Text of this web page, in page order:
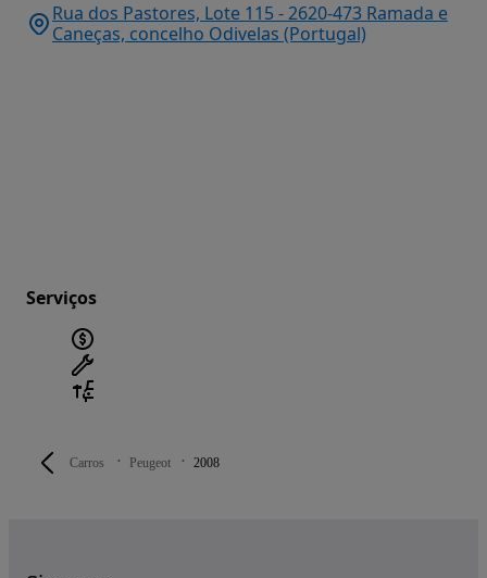
Carros Peugeot 2008
Rua dos Pastores, Lote 115 - 2620-473 Ramada e
Caneças, concelho Odivelas (Portugal)
Serviços